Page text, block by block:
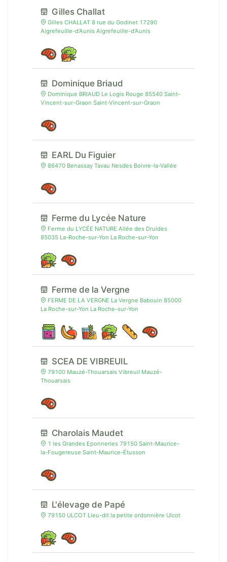
Gilles Challat
Gilles CHALLAT 8 rue du Godinet 17290
Aigrefeuille-d'Aunis Aigrefeuille-d'Aunis
Dominique Briaud
Dominique BRIAUD Le Logis Rouge 85540 Saint-
Vincent-sur-Graon Saint-Vincent-sur-Graon
EARL Du Figuier
86470 Benassay Tavau Nesdes Boivre-la-Vallée
Ferme du Lycée Nature
Ferme du LYCÉE NATURE Allée des Druides
85035 La-Roche-sur-Yon La Roche-sur-Yon
Ferme de la Vergne
FERME DE LA VERGNE La Vergne Babouin 85000
La Roche-sur-Yon La Roche-sur-Yon
SCEA DE VIBREUIL
79100 Mauzé-Thouarsais Vibreuil Mauzé-
Thouarsais
Charolais Maudet
1 les Grandes Eponneries 79150 Saint-Maurice-
la-Fougereuse Saint-Maurice-Étusson
L'élevage de Papé
79150 ULCOT Lieu-dit la petite ordonnière Ulcot